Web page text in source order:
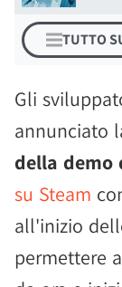
TUTTO
Gli
annunciato
della demo
su Steam
all'inizio
permettere